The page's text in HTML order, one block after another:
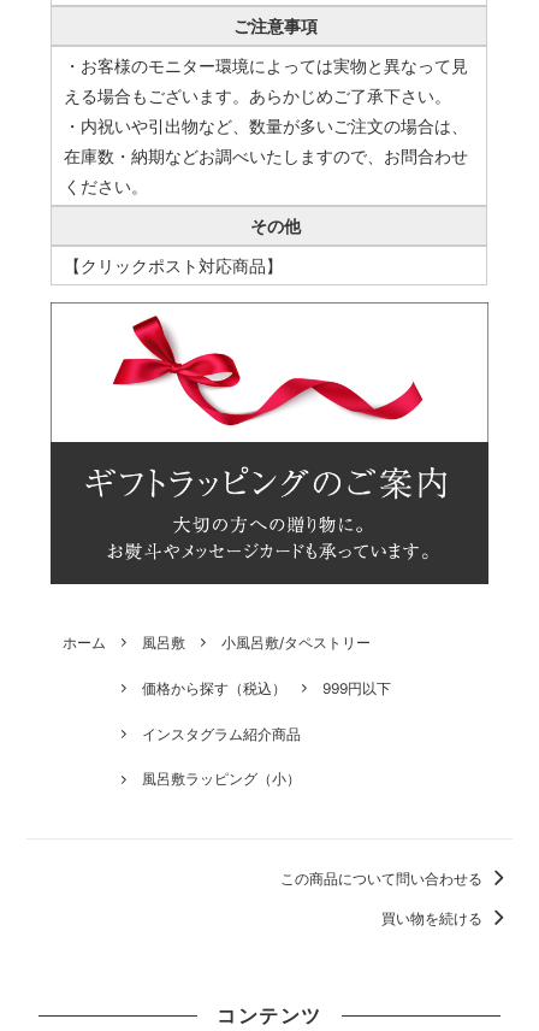
ご注意事項
・お客様のモニター環境によっては実物と異なって見
える場合もございます。あらかじめご了承下さい。
・内祝いや引出物など、数量が多いご注文の場合は、
在庫数・納期などお調べいたしますので、お問合わせ
ください。
その他
【クリックポスト対応商品】
ホーム 風呂敷 小風呂敷/タペストリー
価格から探す（税込） 999円以下
インスタグラム紹介商品
風呂敷ラッピング（小）
この商品について問い合わせる
買い物を続ける
コンテンツ